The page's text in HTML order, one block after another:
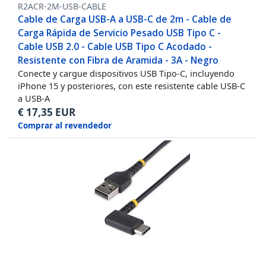
R2ACR-2M-USB-CABLE
Cable de Carga USB-A a USB-C de 2m - Cable de
Carga Rápida de Servicio Pesado USB Tipo C -
Cable USB 2.0 - Cable USB Tipo C Acodado -
Resistente con Fibra de Aramida - 3A - Negro
Conecte y cargue dispositivos USB Tipo-C, incluyendo
iPhone 15 y posteriores, con este resistente cable USB-C
a USB-A
€ 17,35 EUR
Comprar al revendedor